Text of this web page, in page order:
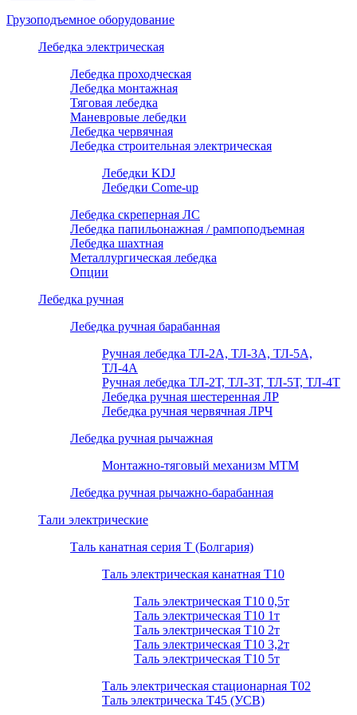
Грузоподъемное оборудование
Лебедка электрическая
Лебедка проходческая
Лебедка монтажная
Тяговая лебедка
Маневровые лебедки
Лебедка червячная
Лебедка строительная электрическая
Лебедки KDJ
Лебедки Come-up
Лебедка скреперная ЛС
Лебедка папильонажная / рампоподъемная
Лебедка шахтная
Металлургическая лебедка
Опции
Лебедка ручная
Лебедка ручная барабанная
Ручная лебедка ТЛ-2А, ТЛ-3А, ТЛ-5А,
ТЛ-4А
Ручная лебедка ТЛ-2Т, ТЛ-3Т, ТЛ-5Т, ТЛ-4Т
Лебедка ручная шестеренная ЛР
Лебедка ручная червячная ЛРЧ
Лебедка ручная рычажная
Монтажно-тяговый механизм МТМ
Лебедка ручная рычажно-барабанная
Тали электрические
Таль канатная серия Т (Болгария)
Таль электрическая канатная Т10
Таль электрическая Т10 0,5т
Таль электрическая Т10 1т
Таль электрическая Т10 2т
Таль электрическая Т10 3,2т
Таль электрическая Т10 5т
Таль электрическая стационарная Т02
Таль электрическа T45 (УСВ)